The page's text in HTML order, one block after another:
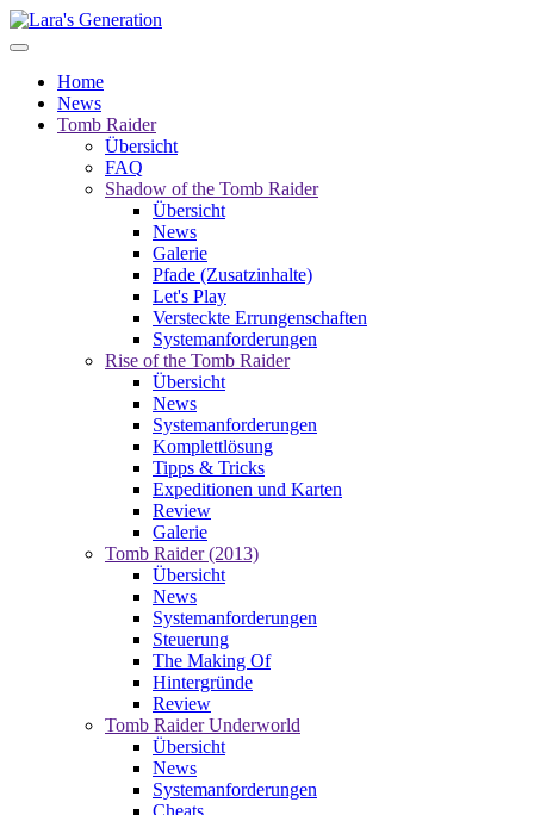
Home
News
Tomb Raider
Übersicht
FAQ
Shadow of the Tomb Raider
Übersicht
News
Galerie
Pfade (Zusatzinhalte)
Let's Play
Versteckte Errungenschaften
Systemanforderungen
Rise of the Tomb Raider
Übersicht
News
Systemanforderungen
Komplettlösung
Tipps & Tricks
Expeditionen und Karten
Review
Galerie
Tomb Raider (2013)
Übersicht
News
Systemanforderungen
Steuerung
The Making Of
Hintergründe
Review
Tomb Raider Underworld
Übersicht
News
Systemanforderungen
Cheats